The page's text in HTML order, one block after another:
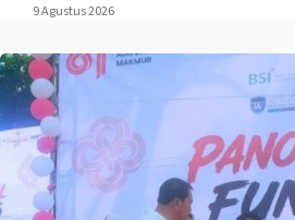
9 Agustus 2026